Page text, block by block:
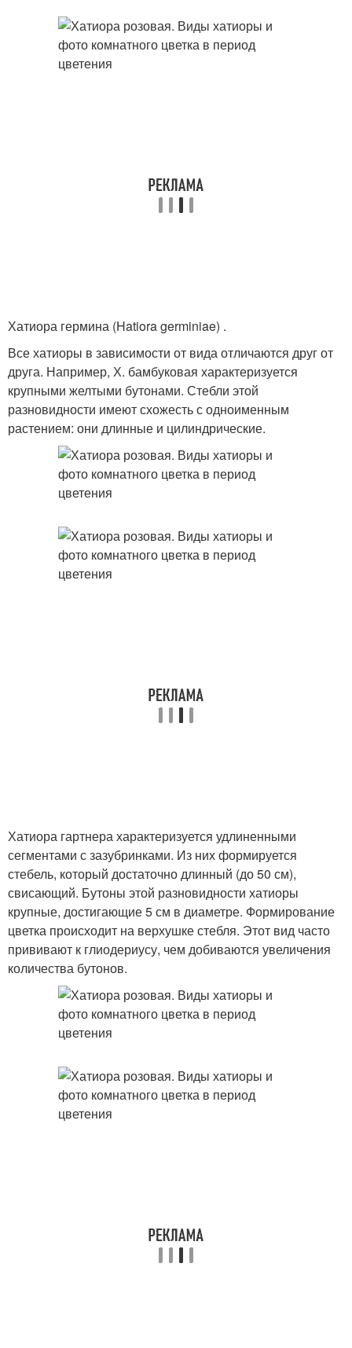
Хатиора гермина (Hatiora germiniae) .
Все хатиоры в зависимости от вида отличаются друг от
друга. Например, Х. бамбуковая характеризуется
крупными желтыми бутонами. Стебли этой
разновидности имеют схожесть с одноименным
растением: они длинные и цилиндрические.
Хатиора гартнера характеризуется удлиненными
сегментами с зазубринками. Из них формируется
стебель, который достаточно длинный (до 50 см),
свисающий. Бутоны этой разновидности хатиоры
крупные, достигающие 5 см в диаметре. Формирование
цветка происходит на верхушке стебля. Этот вид часто
прививают к глиодериусу, чем добиваются увеличения
количества бутонов.